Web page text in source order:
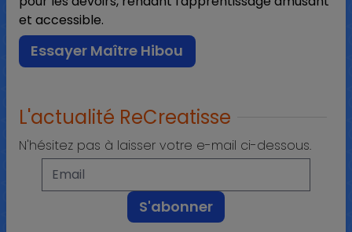
et accessible.
Essayer Maître Hibou
L'actualité ReCreatisse
N'hésitez pas à laisser votre e-mail ci-dessous.